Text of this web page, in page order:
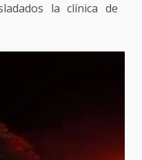
la clínica de